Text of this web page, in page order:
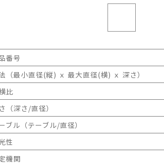
番号
（最小直径(縦) ｘ 最大直径(横) ｘ 深さ）
比
（深さ/直径）
ブル（テーブル/直径）
性
機関